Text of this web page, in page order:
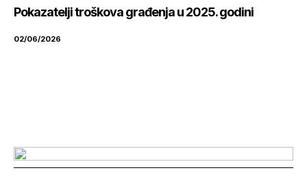
Pokazatelji troškova građenja u 2025. godini
02/06/2026